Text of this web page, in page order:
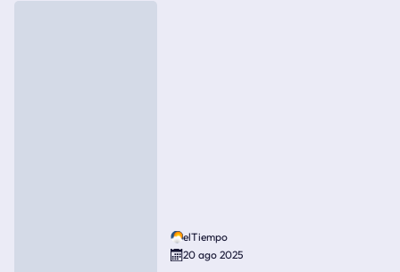
elTiempo
20 ago 2025